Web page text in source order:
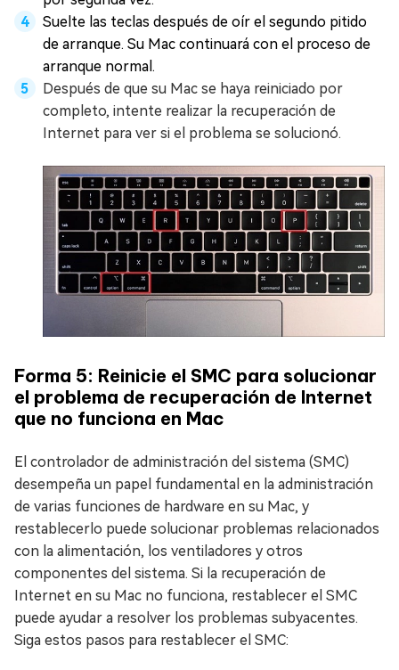
Suelte las teclas después de oír el segundo pitido
de arranque. Su Mac continuará con el proceso de
arranque normal.
Después de que su Mac se haya reiniciado por
completo, intente realizar la recuperación de
Internet para ver si el problema se solucionó.
Forma 5: Reinicie el SMC para solucionar
el problema de recuperación de Internet
que no funciona en Mac
El controlador de administración del sistema (SMC)
desempeña un papel fundamental en la administración
de varias funciones de hardware en su Mac, y
restablecerlo puede solucionar problemas relacionados
con la alimentación, los ventiladores y otros
componentes del sistema. Si la recuperación de
Internet en su Mac no funciona, restablecer el SMC
puede ayudar a resolver los problemas subyacentes.
Siga estos pasos para restablecer el SMC: